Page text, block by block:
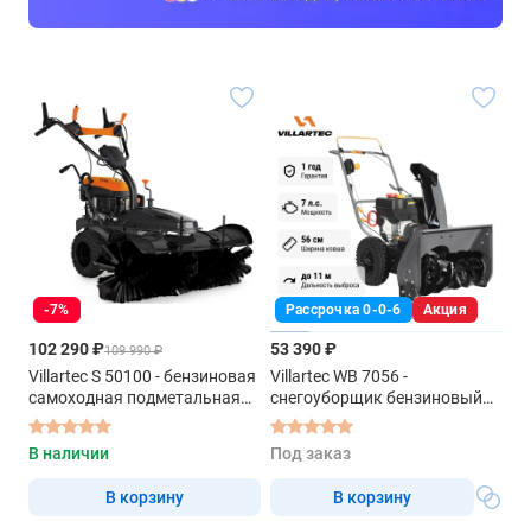
-7%
102 290 ₽109 990 ₽
Villartec S 50100 - бензиновая
самоходная подметальная
машина
В наличии
В корзину
Рассрочка 0-0-6 Акция
53 390 ₽
Villartec WB 7056 -
снегоуборщик бензиновый
самоходный
Под заказ
В корзину